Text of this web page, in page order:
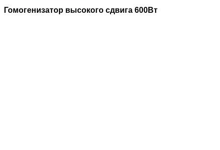
Гомогенизатор высокого сдвига 600Вт